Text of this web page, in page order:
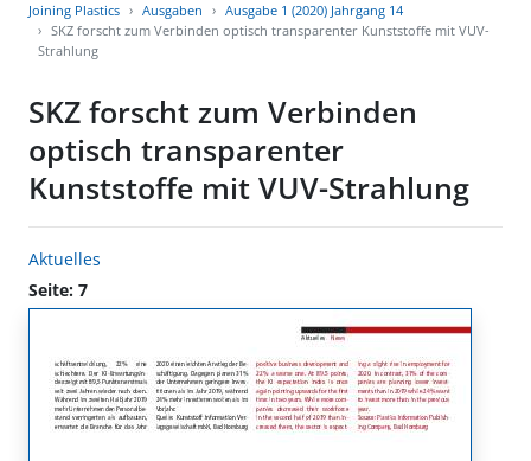
Joining Plastics Ausgaben
Ausgabe 1 (2020) Jahrgang 14
SKZ forscht zum Verbinden optisch transparenter Kunststoffe mit VUV-
Strahlung
SKZ forscht zum Verbinden
optisch transparenter
Kunststoffe mit VUV-Strahlung
Aktuelles
Seite: 7